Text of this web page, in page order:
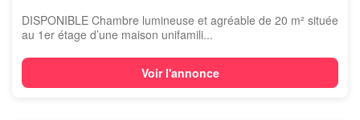
DISPONIBLE Chambre lumineuse et agréable de 20 m² située
au 1er étage d’une maison unifamili...
Voir l'annonce